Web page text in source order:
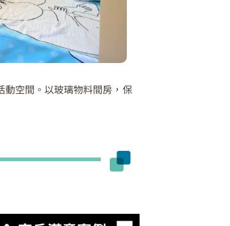
動空間。以玻璃物料間房，保